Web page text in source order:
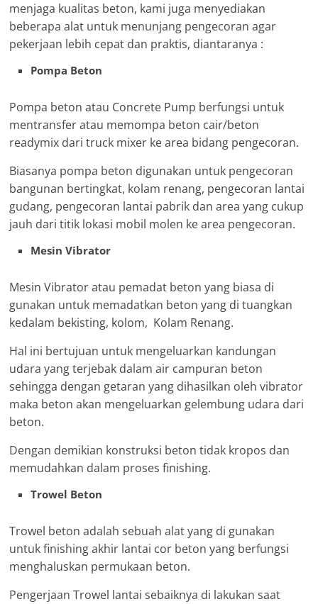
menjaga kualitas beton, kami juga menyediakan
beberapa alat untuk menunjang pengecoran agar
pekerjaan lebih cepat dan praktis, diantaranya :
Pompa Beton
Pompa beton atau Concrete Pump berfungsi untuk
mentransfer atau memompa beton cair/beton
readymix dari truck mixer ke area bidang pengecoran.
Biasanya pompa beton digunakan untuk pengecoran
bangunan bertingkat, kolam renang, pengecoran lantai
gudang, pengecoran lantai pabrik dan area yang cukup
jauh dari titik lokasi mobil molen ke area pengecoran.
Mesin Vibrator
Mesin Vibrator atau pemadat beton yang biasa di
gunakan untuk memadatkan beton yang di tuangkan
kedalam bekisting, kolom, Kolam Renang.
Hal ini bertujuan untuk mengeluarkan kandungan
udara yang terjebak dalam air campuran beton
sehingga dengan getaran yang dihasilkan oleh vibrator
maka beton akan mengeluarkan gelembung udara dari
beton.
Dengan demikian konstruksi beton tidak kropos dan
memudahkan dalam proses finishing.
Trowel Beton
Trowel beton adalah sebuah alat yang di gunakan
untuk finishing akhir lantai cor beton yang berfungsi
menghaluskan permukaan beton.
Pengerjaan Trowel lantai sebaiknya di lakukan saat